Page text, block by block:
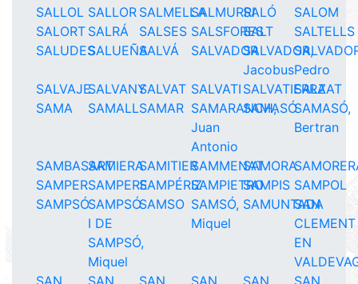
SALLOL SALLOR SALMELLASALMURRISALÓ
SALOM
SALORT SALRÁ SALSES SALSFORES
SALT
SALTELLS
SALUDESSALUEÑASALVÁ SALVADORSALVADOR,
JacobusPedro
SALVAJESALVANYSALVAT SALVATI SALVATIERRA
SALZAT
SAMA
SAMALLSAMAR SAMARANCH,
Juan
Antonio
SAMASÓSAMASÓ,
Bertran
SAMBASARTSAMIERASAMITIERSAMMENATSAMORA
SAMPERSAMPERESAMPÉRIZSAMPIETROSAMPIS SAMPOL
SAMPSÓSAMPSÓ
I DE
SAMPSÓ,
Miquel
SAMSO SAMSÓ,
Miquel
SAMUNTADA
SAN
CLEMENT
EN
SAN
SAN
SAN
SAN
SAN
SAN